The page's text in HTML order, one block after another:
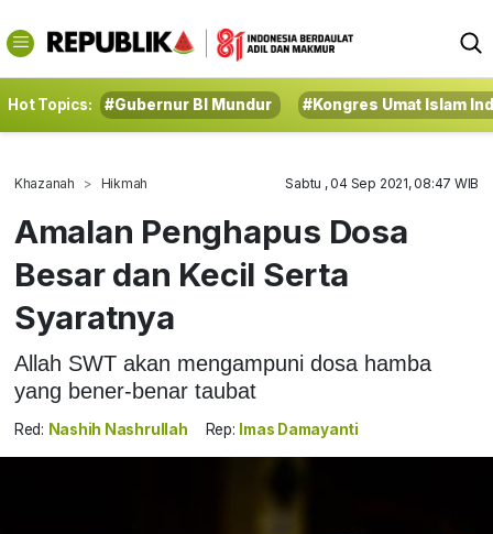
Hot Topics: #Gubernur BI Mundur #Kongres Umat Islam
Khazanah Hikmah Sabtu , 04 Sep 2021, 08:47 WIB
Amalan Penghapus Dosa
Besar dan Kecil Serta
Syaratnya
Allah SWT akan mengampuni dosa hamba
yang bener-benar taubat
Red: Nashih Nashrullah Rep: Imas Damayanti